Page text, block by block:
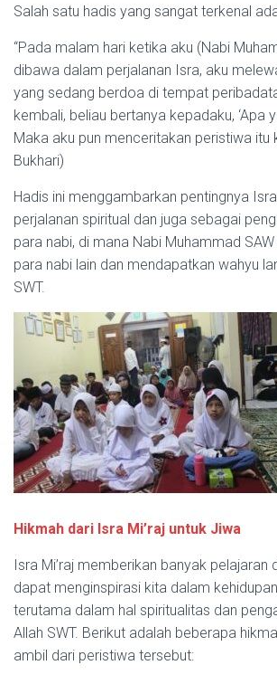
Salah satu hadis yang sangat terkenal
“Pada malam hari ketika aku (Nabi
dibawa dalam perjalanan Isra, aku
yang sedang berdoa di tempat
kembali, beliau bertanya kepadaku, ‘Apa
Maka aku pun menceritakan peristiwa itu
Bukhari)
Hadis ini menggambarkan pentingnya
perjalanan spiritual dan juga sebagai
para nabi, di mana Nabi Muhammad
para nabi lain dan mendapatkan wahyu
SWT.
Hikmah dari Isra Mi’raj untuk Jiwa
Isra Mi’raj memberikan banyak pelajaran
dapat menginspirasi kita dalam
terutama dalam hal spiritualitas dan
Allah SWT. Berikut adalah beberapa
ambil dari peristiwa tersebut: